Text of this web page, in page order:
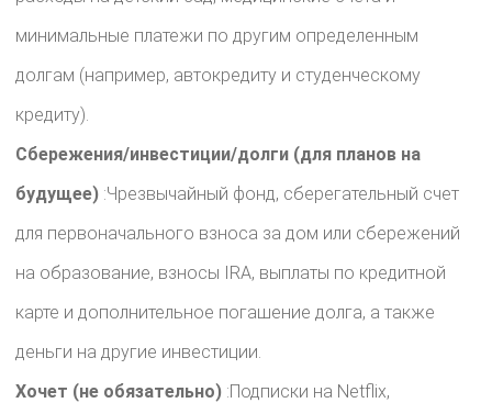
минимальные платежи по другим определенным
долгам (например, автокредиту и студенческому
кредиту).
Сбережения/инвестиции/долги (для планов на
будущее) ​:Чрезвычайный фонд, сберегательный счет
для первоначального взноса за дом или сбережений
на образование, взносы IRA, выплаты по кредитной
карте и дополнительное погашение долга, а также
деньги на другие инвестиции.
Хочет (не обязательно) ​:Подписки на Netflix,